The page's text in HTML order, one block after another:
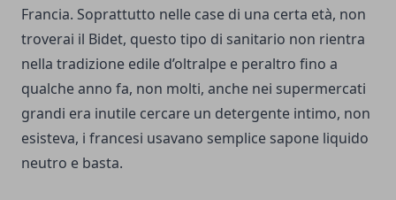
Francia. Soprattutto nelle case di una certa età, non
troverai il Bidet, questo tipo di sanitario non rientra
nella tradizione edile d’oltralpe e peraltro fino a
qualche anno fa, non molti, anche nei supermercati
grandi era inutile cercare un detergente intimo, non
esisteva, i francesi usavano semplice sapone liquido
neutro e basta.